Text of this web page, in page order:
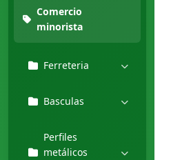
Comercio
minorista
Ferreteria
Basculas
Perfiles
metálicos